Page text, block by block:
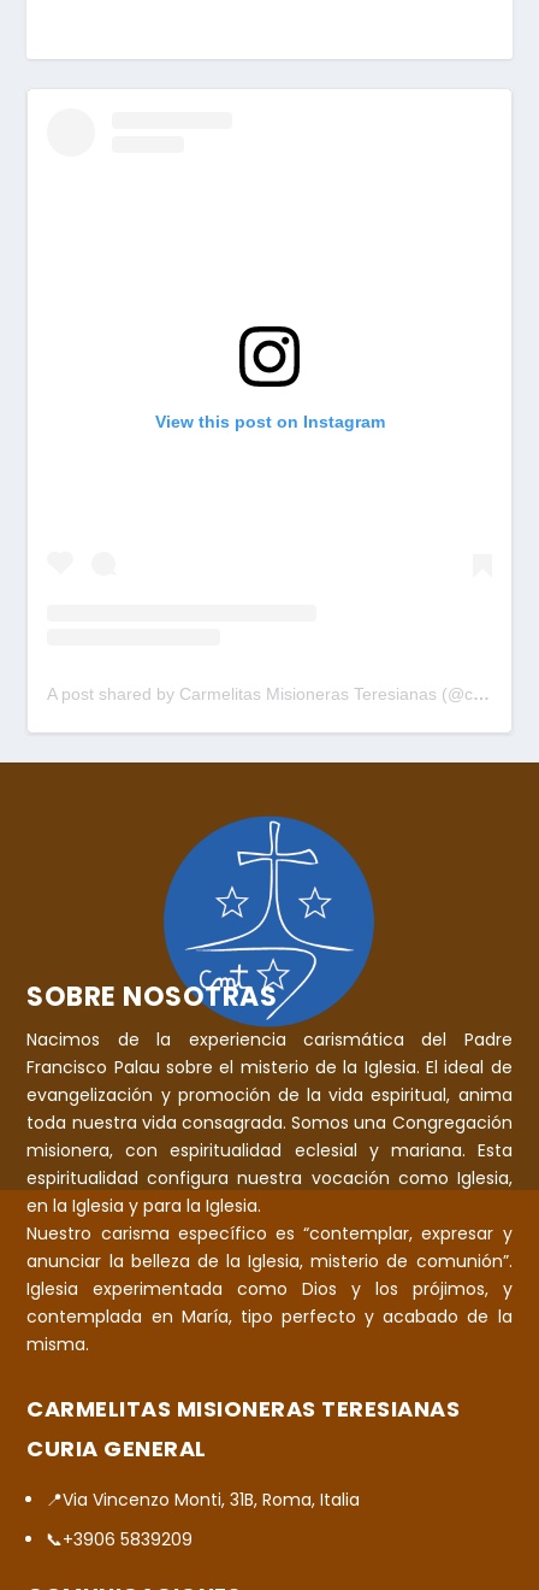
View this post on Instagram
A post shared by Carmelitas Misioneras Teresianas (@cmtpalau)
SOBRE NOSOTRAS
Nacimos de la experiencia carismática del Padre
Francisco Palau sobre el misterio de la Iglesia. El ideal de
evangelización y promoción de la vida espiritual, anima
toda nuestra vida consagrada. Somos una Congregación
misionera, con espiritualidad eclesial y mariana. Esta
espiritualidad configura nuestra vocación como Iglesia,
en la Iglesia y para la Iglesia.
Nuestro carisma específico es “contemplar, expresar y
anunciar la belleza de la Iglesia, misterio de comunión”.
Iglesia experimentada como Dios y los prójimos, y
contemplada en María, tipo perfecto y acabado de la
misma.
CARMELITAS MISIONERAS TERESIANAS
CURIA GENERAL
📍Via Vincenzo Monti, 31B, Roma, Italia
📞+3906 5839209